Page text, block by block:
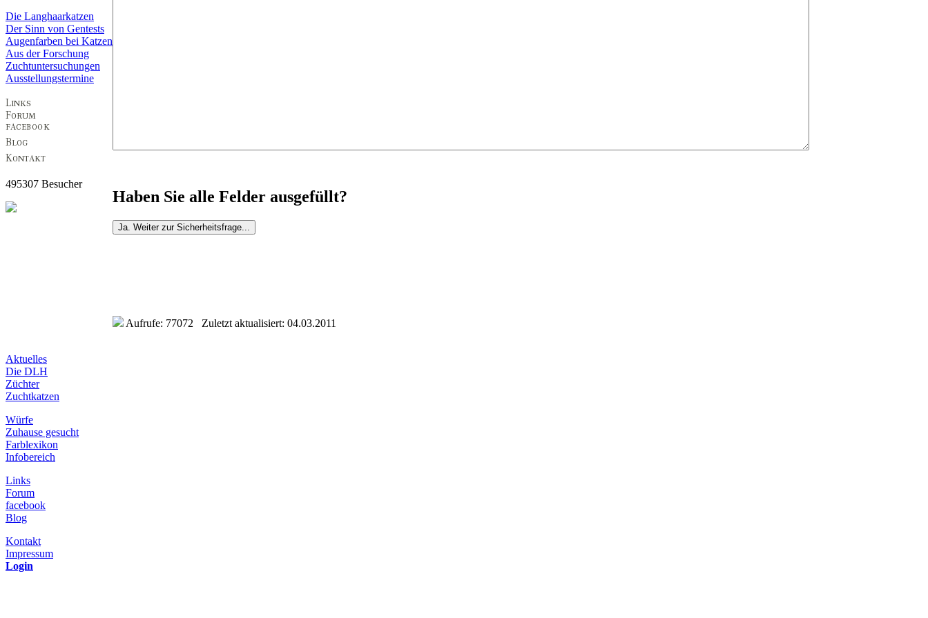
Die Langhaarkatzen
Der Sinn von Gentests
Augenfarben bei Katzen
Aus der Forschung
Zuchtuntersuchungen
Ausstellungstermine
495307 Besucher
Haben Sie alle Felder ausgefüllt?
Aufrufe: 77072 Zuletzt aktualisiert: 04.03.2011
Aktuelles
Die DLH
Züchter
Zuchtkatzen
Würfe
Zuhause gesucht
Farblexikon
Infobereich
Links
Forum
facebook
Blog
Kontakt
Impressum
Login